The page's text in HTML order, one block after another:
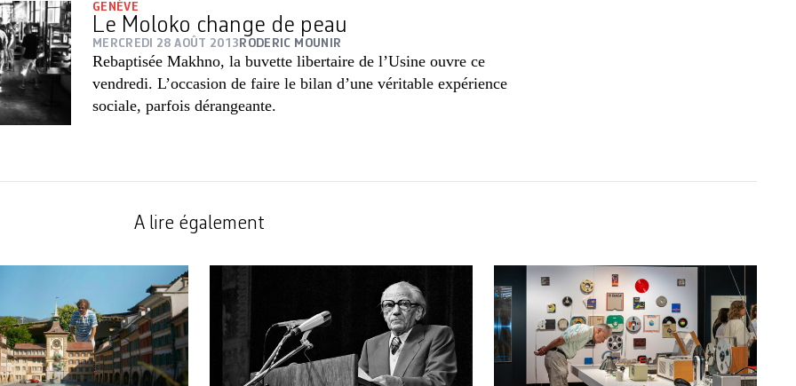
GENÈVE
Le Moloko change de peau
MERCREDI 28 AOÛT 2013 RODERIC MOUNIR
Rebaptisée Makhno, la buvette libertaire de l’Usine ouvre ce
vendredi. L’occasion de faire le bilan d’une véritable expérience
sociale, parfois dérangeante.
A lire également